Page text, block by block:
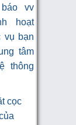
tạovv
hoạt
vụ bạn
tâm
thông
cọc